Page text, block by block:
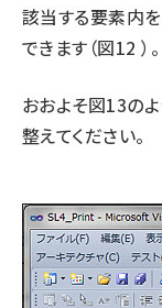
該当する要素内を
できます（図12 ）。
おおよそ図13の
整えてください。